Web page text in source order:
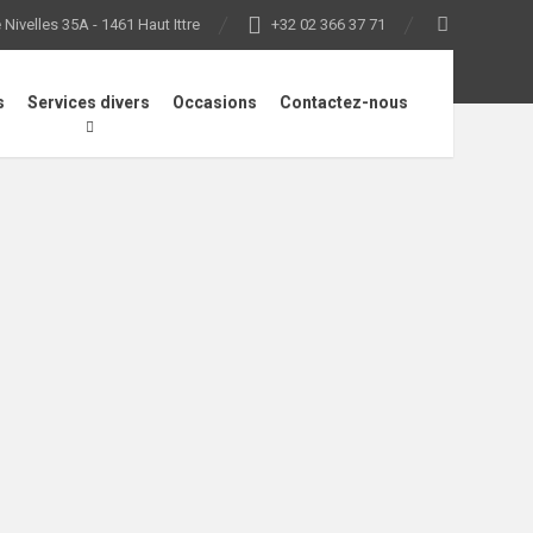
Nivelles 35A - 1461 Haut Ittre +32 02 366 37 71
Services divers Occasions Contactez-nous